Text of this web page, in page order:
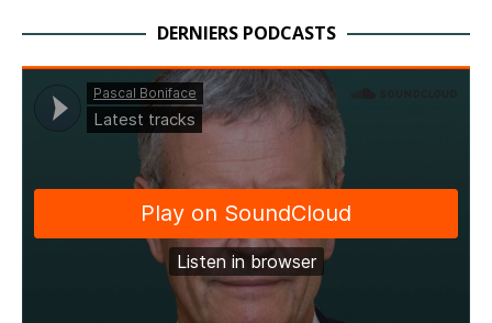
DERNIERS PODCASTS